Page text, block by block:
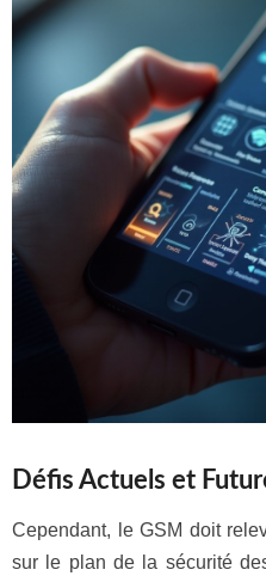
Défis Actuels et
Cependant, le GSM doit
sur le plan de la sécurité